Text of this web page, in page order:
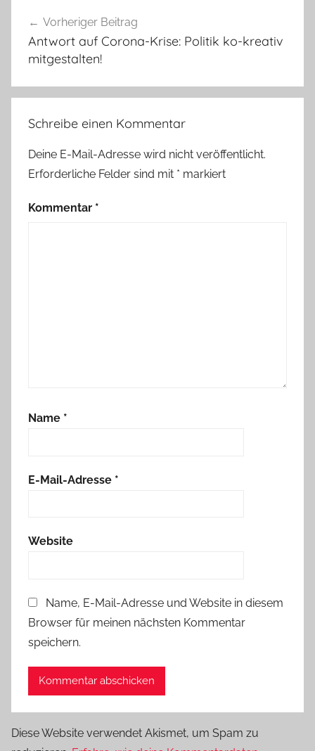
Vorheriger Beitrag
Antwort auf Corona-Krise: Politik ko-kreativ
mitgestalten!
Schreibe einen Kommentar
Deine E-Mail-Adresse wird nicht veröffentlicht.
Erforderliche Felder sind mit * markiert
Kommentar *
Name *
E-Mail-Adresse *
Website
Name, E-Mail-Adresse und Website in diesem
Browser für meinen nächsten Kommentar
speichern.
Diese Website verwendet Akismet, um Spam zu